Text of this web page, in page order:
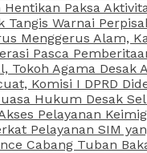
Paksa
Warnai
Menggerus Alam,
Pasca
Agama Desak
Komisi I DPRD
Hukum Desak
Pelayanan
Pelayanan SIM
Cabang Tuban